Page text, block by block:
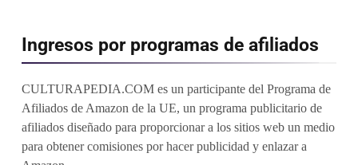
Ingresos por programas de afiliados
CULTURAPEDIA.COM es un participante del Programa de
Afiliados de Amazon de la UE, un programa publicitario de
afiliados diseñado para proporcionar a los sitios web un medio
para obtener comisiones por hacer publicidad y enlazar a